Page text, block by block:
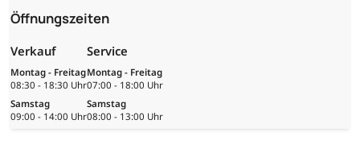
Öffnungszeiten
Verkauf
Montag - Freitag
08:30 - 18:30 Uhr
Samstag
09:00 - 14:00 Uhr
Service
Montag - Freitag
07:00 - 18:00 Uhr
Samstag
08:00 - 13:00 Uhr